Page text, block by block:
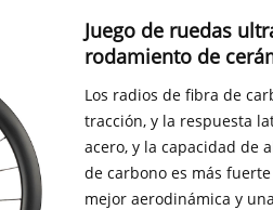
Juego de ruedas
rodamiento de
Los radios de fibra de
tracción, y la respuesta
acero, y la capacidad de
de carbono es más
mejor aerodinámica y